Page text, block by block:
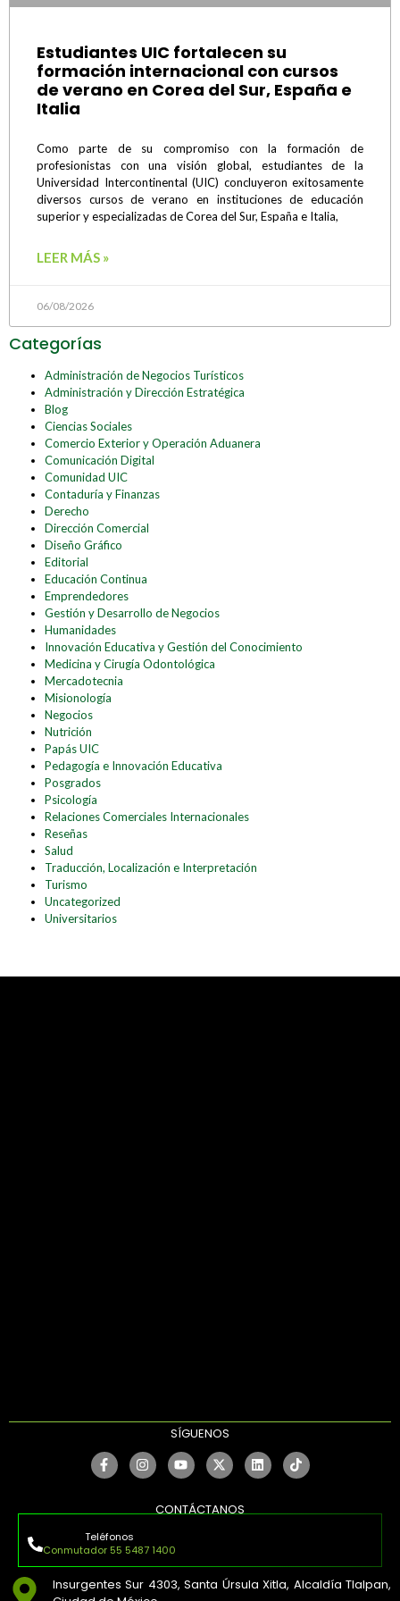
Estudiantes UIC fortalecen su
formación internacional con cursos
de verano en Corea del Sur, España e
Italia
Como parte de su compromiso con la formación de
profesionistas con una visión global, estudiantes de la
Universidad Intercontinental (UIC) concluyeron exitosamente
diversos cursos de verano en instituciones de educación
superior y especializadas de Corea del Sur, España e Italia,
LEER MÁS »
06/08/2026
Categorías
Administración de Negocios Turísticos
Administración y Dirección Estratégica
Blog
Ciencias Sociales
Comercio Exterior y Operación Aduanera
Comunicación Digital
Comunidad UIC
Contaduría y Finanzas
Derecho
Dirección Comercial
Diseño Gráfico
Editorial
Educación Continua
Emprendedores
Gestión y Desarrollo de Negocios
Humanidades
Innovación Educativa y Gestión del Conocimiento
Medicina y Cirugía Odontológica
Mercadotecnia
Misionología
Negocios
Nutrición
Papás UIC
Pedagogía e Innovación Educativa
Posgrados
Psicología
Relaciones Comerciales Internacionales
Reseñas
Salud
Traducción, Localización e Interpretación
Turismo
Uncategorized
Universitarios
SÍGUENOS
CONTÁCTANOS
Teléfonos
Conmutador 55 5487 1400
Insurgentes Sur 4303, Santa Úrsula Xitla, Alcaldía Tlalpan,